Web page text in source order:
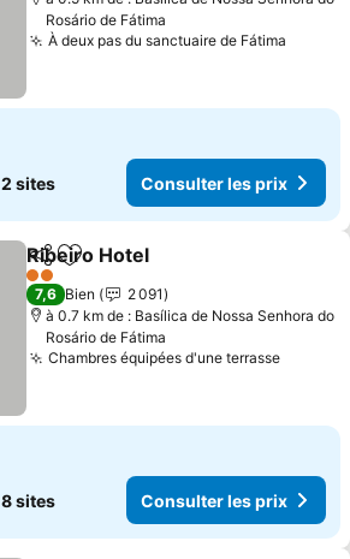
Rosário de Fátima
À deux pas du sanctuaire de Fátima
2 sites Consulter les prix
PartagerAjouter à mes favoris
Ribeiro Hotel
2 Étoiles
7,6 Bien
2 091
à 0.7 km de : Basílica de Nossa Senhora do
Rosário de Fátima
Chambres équipées d'une terrasse
8 sites Consulter les prix